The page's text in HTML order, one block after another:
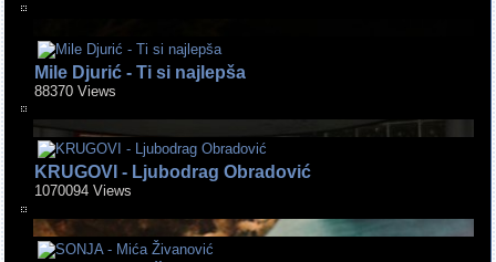
Mile Djurić - Ti si najlepša
88370 Views
KRUGOVI - Ljubodrag Obradović
1070094 Views